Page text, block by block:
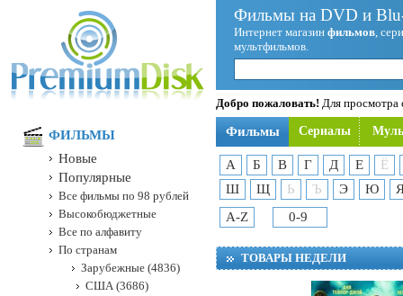
Фильмы на DVD и
Интернет магазин фильмов,
мультфильмов.
Добро пожаловать! Для просмотра
Фильмы Сериалы
А Б В Г Д Е
Ё
Ш
Щ Ь Ъ Э Ю
A-Z
0-9
ТОВАРЫ НЕДЕЛИ
ФИЛЬМЫ
Новые
Популярные
Все фильмы по 98 рублей
Высокобюджетные
Все по алфавиту
По странам
Зарубежные (4836)
США (3686)